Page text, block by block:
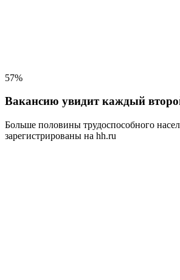
57%
Вакансию увидит каждый
Больше половины трудоспособного
зарегистрированы на hh.ru